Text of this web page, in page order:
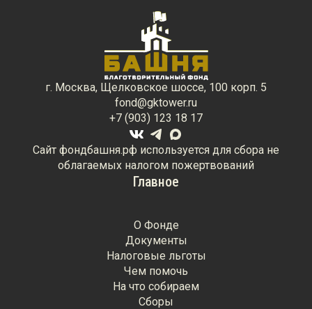
Главное
О Фонде
Документы
Налоговые льготы
Чем помочь
На что собираем
Сборы
г. Москва, Щелковское шоссе, 100 корп. 5
fond@gktower.ru
+7 (903) 123 18 17
Сайт фондбашня.рф используется для сбора не
облагаемых налогом пожертвований